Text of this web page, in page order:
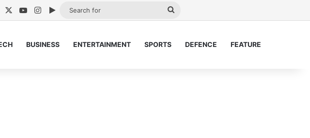
Facebook YouTubeInstagram
Google Play
BUSINESS ENTERTAINMENT SPORTS DEFENCE FEATURE